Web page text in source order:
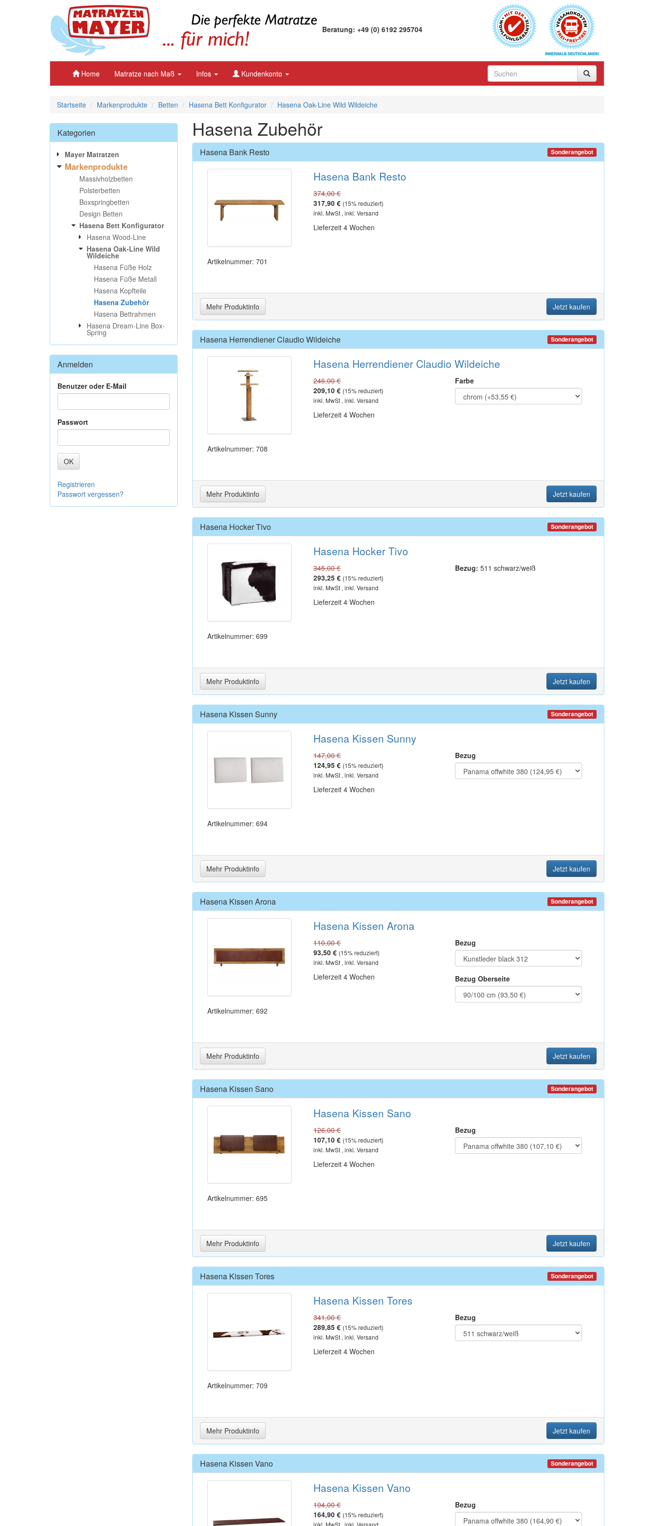
Beratung: +49 (0) 6192 295704
Home Matratze nach Maß Infos Kundenkonto
Startseite Markenprodukte Betten Hasena Bett Konfigurator Hasena Oak-Line Wild Wildeiche
Hasena Zubehör
Hasena Bank Resto Sonderangebot
Artikelnummer: 701
Hasena Bank Resto
374,00 €
317,90 € (15% reduziert)
inkl. MwSt , inkl. Versand
Lieferzeit 4 Wochen
Mehr Produktinfo Jetzt kaufen
Hasena Herrendiener Claudio Wildeiche Sonderangebot
Artikelnummer: 708
Hasena Herrendiener Claudio Wildeiche
246,00 €
209,10 € (15% reduziert)
inkl. MwSt , inkl. Versand
Lieferzeit 4 Wochen
Farbe
Mehr Produktinfo Jetzt kaufen
Hasena Hocker Tivo Sonderangebot
Artikelnummer: 699
Hasena Hocker Tivo
345,00 €
293,25 € (15% reduziert)
inkl. MwSt , inkl. Versand
Lieferzeit 4 Wochen
Bezug: 511 schwarz/weiß
Mehr Produktinfo Jetzt kaufen
Hasena Kissen Sunny Sonderangebot
Artikelnummer: 694
Hasena Kissen Sunny
147,00 €
124,95 € (15% reduziert)
inkl. MwSt , inkl. Versand
Lieferzeit 4 Wochen
Bezug
Mehr Produktinfo Jetzt kaufen
Hasena Kissen Arona Sonderangebot
Artikelnummer: 692
Hasena Kissen Arona
110,00 €
93,50 € (15% reduziert)
inkl. MwSt , inkl. Versand
Lieferzeit 4 Wochen
Bezug
Bezug Oberseite
Mehr Produktinfo Jetzt kaufen
Hasena Kissen Sano Sonderangebot
Artikelnummer: 695
Hasena Kissen Sano
126,00 €
107,10 € (15% reduziert)
inkl. MwSt , inkl. Versand
Lieferzeit 4 Wochen
Bezug
Mehr Produktinfo Jetzt kaufen
Hasena Kissen Tores Sonderangebot
Artikelnummer: 709
Hasena Kissen Tores
341,00 €
289,85 € (15% reduziert)
inkl. MwSt , inkl. Versand
Lieferzeit 4 Wochen
Bezug
Mehr Produktinfo Jetzt kaufen
Hasena Kissen Vano Sonderangebot
Hasena Kissen Vano
194,00 €
164,90 € (15% reduziert)
inkl. MwSt , inkl. Versand
Bezug
Kategorien
Mayer Matratzen
Markenprodukte
Massivholzbetten
Polsterbetten
Boxspringbetten
Design Betten
Hasena Bett Konfigurator
Hasena Wood-Line
Hasena Oak-Line Wild
Wildeiche
Hasena Füße Holz
Hasena Füße Metall
Hasena Kopfteile
Hasena Zubehör
Hasena Bettrahmen
Hasena Dream-Line Box-
Spring
Anmelden
Benutzer oder E-Mail
Passwort
OK
Registrieren
Passwort vergessen?